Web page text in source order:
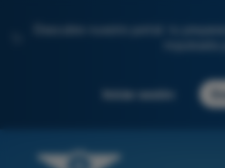
Descubre nuestro portal: tu
Iniciar sesión